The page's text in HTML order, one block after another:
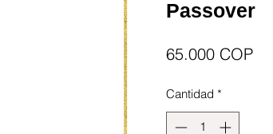
Passover
65.000 COP
Cantidad *